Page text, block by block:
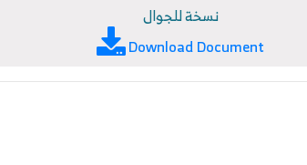
نسخة للجوال
Download Document